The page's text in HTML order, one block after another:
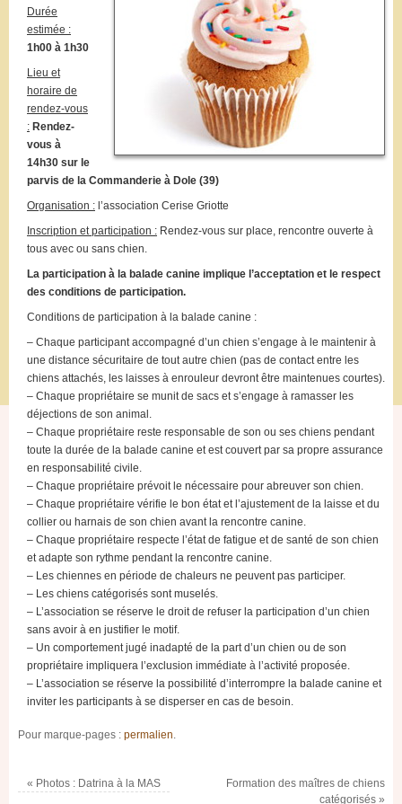
Durée
estimée :
1h00 à 1h30
Lieu et
horaire de
rendez-vous
: Rendez-
vous à
14h30 sur le
parvis de la Commanderie à Dole (39)
Organisation : l’association Cerise Griotte
Inscription et participation : Rendez-vous sur place, rencontre ouverte à
tous avec ou sans chien.
La participation à la balade canine implique l’acceptation et le respect
des conditions de participation.
Conditions de participation à la balade canine :
– Chaque participant accompagné d’un chien s’engage à le maintenir à
une distance sécuritaire de tout autre chien (pas de contact entre les
chiens attachés, les laisses à enrouleur devront être maintenues courtes).
– Chaque propriétaire se munit de sacs et s’engage à ramasser les
déjections de son animal.
– Chaque propriétaire reste responsable de son ou ses chiens pendant
toute la durée de la balade canine et est couvert par sa propre assurance
en responsabilité civile.
– Chaque propriétaire prévoit le nécessaire pour abreuver son chien.
– Chaque propriétaire vérifie le bon état et l’ajustement de la laisse et du
collier ou harnais de son chien avant la rencontre canine.
– Chaque propriétaire respecte l’état de fatigue et de santé de son chien
et adapte son rythme pendant la rencontre canine.
– Les chiennes en période de chaleurs ne peuvent pas participer.
– Les chiens catégorisés sont muselés.
– L’association se réserve le droit de refuser la participation d’un chien
sans avoir à en justifier le motif.
– Un comportement jugé inadapté de la part d’un chien ou de son
propriétaire impliquera l’exclusion immédiate à l’activité proposée.
– L’association se réserve la possibilité d’interrompre la balade canine et
inviter les participants à se disperser en cas de besoin.
Pour marque-pages : permalien.
« Photos : Datrina à la MAS
Formation des maîtres de chiens
catégorisés»